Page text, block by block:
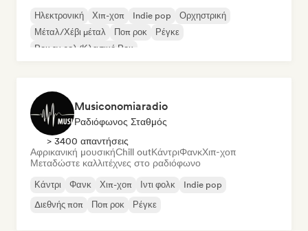
Ηλεκτρονική Χιπ-χοπ Indie pop
Ορχηστρική
Μέταλ/Χέβι μέταλ
Ποπ ροκ
Ρέγκε
Ροκ εν ρολ/Κλασικό Ροκ
Musiconomiaradio
Ραδιόφωνος Σταθμός
> 3400 απαντήσεις
Αφρικανική μουσικήChill outΚάντριΦανκΧιπ-χοπ
Μεταδώστε καλλιτέχνες στο ραδιόφωνο
Κάντρι Φανκ Χιπ-χοπ Ιντι φολκ
Indie pop
Διεθνής ποπ
Ποπ ροκ Ρέγκε